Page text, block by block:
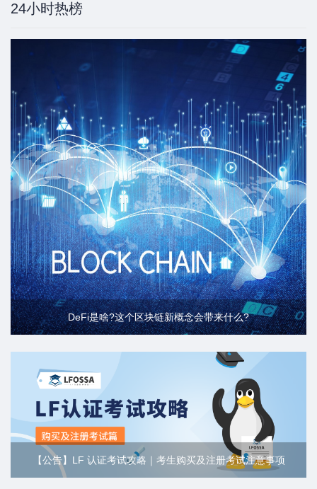
24小时热榜
DeFi是啥?这个区块链新概念会带来什么?
【公告】LF 认证考试攻略｜考生购买及注册考试注意事项